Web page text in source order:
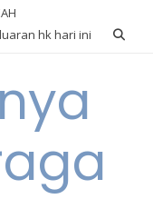
hk hari ini